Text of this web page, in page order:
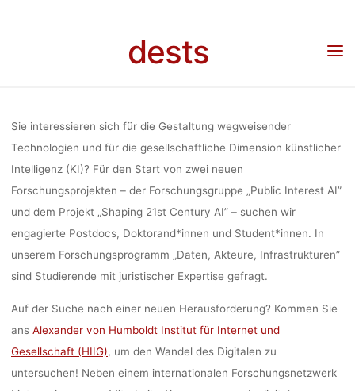
dests
ALEXANDER
INSTITUTE
INTERNET
SOCIETY
Anja Klein 28. Oktober 2020
Stellenangebot: Join The Alexander von Humboldt Institute
Sie interessieren sich für die Gestaltung wegweisender
Technologien und für die gesellschaftliche Dimension künstlicher
Intelligenz (KI)? Für den Start von zwei neuen
Forschungsprojekten – der Forschungsgruppe „Public Interest AI”
und dem Projekt „Shaping 21st Century AI” – suchen wir
engagierte Postdocs, Doktorand*innen und Student*innen. In
unserem Forschungsprogramm „Daten, Akteure, Infrastrukturen”
sind Studierende mit juristischer Expertise gefragt.
Auf der Suche nach einer neuen Herausforderung? Kommen Sie
ans Alexander von Humboldt Institut für Internet und
Gesellschaft (HIIG), um den Wandel des Digitalen zu
untersuchen! Neben einem internationalen Forschungsnetzwerk